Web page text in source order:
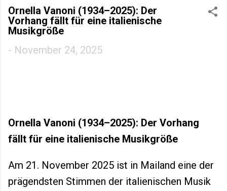
eng mit regionaler Entwicklung verzahnt wurde.
Für viele Leser eines spezialisierten Blogs zu
Sport, Reisen oder europäischer
Regionalentwicklung sind genau diese Aspekte
interessanter als Medaillenlisten. Dieser Artikel
entzündet wird, verteilen sich Wettkämpfe über
mehrere norditalienische Regionen. Mailand
dient als urbanes Zentrum, während Cortina
Ornella Vanoni (1934–2025): Der
Vorhang fällt für eine italienische
Musikgröße
- November 24, 2025
Ornella Vanoni (1934–2025): Der Vorhang
fällt für eine italienische Musikgröße
Am 21. November 2025 ist in Mailand eine der
prägendsten Stimmen der italienischen Musik